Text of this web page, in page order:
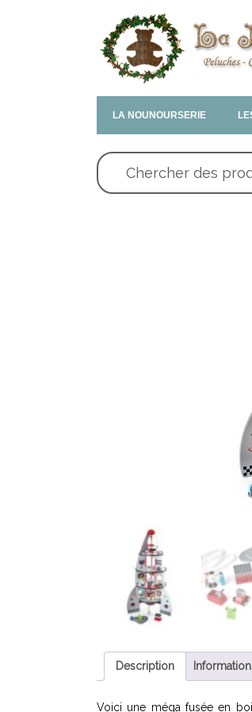
LA NOUNOURSERIE
Chercher des produits
Description
Voici une méga fusée en